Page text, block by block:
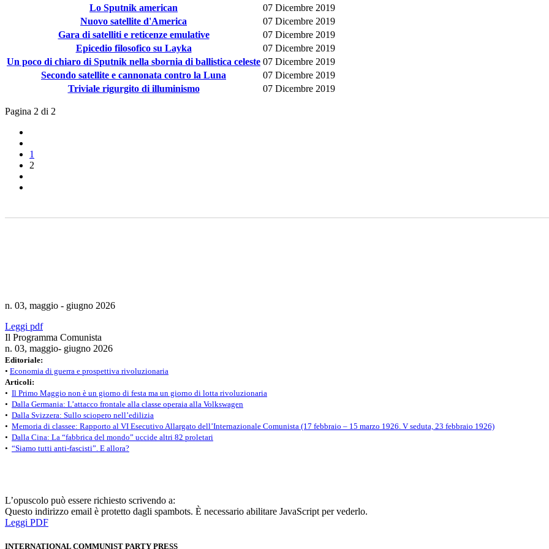
Lo Sputnik american
07 Dicembre 2019
Nuovo satellite d'America
07 Dicembre 2019
Gara di satelliti e reticenze emulative
07 Dicembre 2019
Epicedio filosofico su Layka
07 Dicembre 2019
Un poco di chiaro di Sputnik nella sbornia di ballistica celeste 07 Dicembre 2019
Secondo satellite e cannonata contro la Luna
07 Dicembre 2019
Triviale rigurgito di illuminismo
07 Dicembre 2019
Pagina 2 di 2
1
2
n. 03, maggio - giugno 2026
Leggi pdf
Il Programma Comunista
n. 03, maggio- giugno 2026
Editoriale:
• Economia di guerra e prospettiva rivoluzionaria
Articoli:
• Il Primo Maggio non è un giorno di festa ma un giorno di lotta rivoluzionaria
• Dalla Germania: L’attacco frontale alla classe operaia alla Volkswagen
• Dalla Svizzera: Sullo sciopero nell’edilizia
• Memoria di classee: Rapporto al VI Esecutivo Allargato dell’Internazionale Comunista (17 febbraio – 15 marzo 1926. V seduta, 23 febbraio 1926)
• Dalla Cina: La “fabbrica del mondo” uccide altri 82 proletari
• “Siamo tutti anti-fascisti”. E allora?
L’opuscolo può essere richiesto scrivendo a:
Questo indirizzo email è protetto dagli spambots. È necessario abilitare JavaScript per vederlo.
Leggi PDF
INTERNATIONAL COMMUNIST PARTY PRESS